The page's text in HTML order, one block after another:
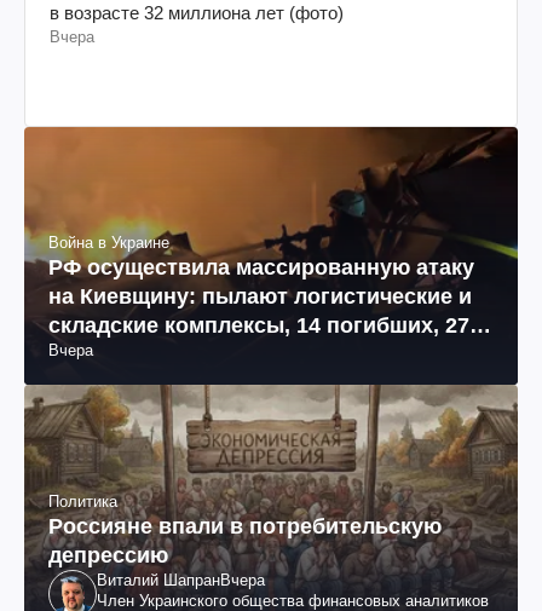
в возрасте 32 миллиона лет (фото)
Вчера
Война в Украине
РФ осуществила массированную атаку
на Киевщину: пылают логистические и
складские комплексы, 14 погибших, 27
раненых (фото, видео)
Вчера
Политика
Россияне впали в потребительскую
депрессию
Виталий ШапранВчера
Член Украинского общества финансовых аналитиков